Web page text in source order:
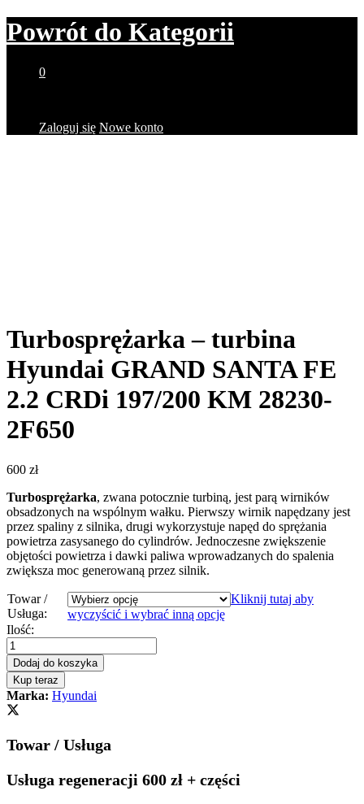
Powrót do Kategorii
0
Zaloguj się Nowe konto
Turbosprężarka – turbina
Hyundai GRAND SANTA FE
2.2 CRDi 197/200 KM 28230-
2F650
600 zł
Turbosprężarka, zwana potocznie turbiną, jest parą wirników
obsadzonych na wspólnym wałku. Pierwszy wirnik napędzany jest
przez spaliny z silnika, drugi wykorzystuje napęd do sprężania
powietrza zasysanego do cylindrów. Jednoczesne zwiększenie
objętości powietrza i dawki paliwa wprowadzanych do spalenia
zwiększa moc generowaną przez silnik.
Towar /
Usługa:
Kliknij tutaj aby
wyczyścić i wybrać inną opcję
Turbosprężarka
turbina
Hyundai
GRAND
SANTA
FE
CRDi
KM
28230-
Ilość:
Dodaj do koszyka
Kup teraz
Marka: Hyundai
Towar / Usługa
Usługa regeneracji 600 zł + części